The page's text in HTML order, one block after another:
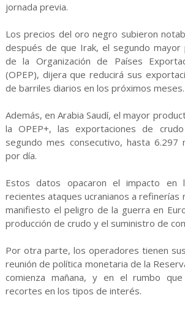
jornada previa.
Los precios del oro negro subieron
después de que Irak, el segundo
de la Organización de Países
(OPEP), dijera que reducirá sus
de barriles diarios en los próximos meses.
Además, en Arabia Saudí, el mayor
la OPEP+, las exportaciones de
segundo mes consecutivo, hasta 6.297
por día.
Estos datos opacaron el impacto en
recientes ataques ucranianos a refinerías
manifiesto el peligro de la guerra en
producción de crudo y el suministro de
Por otra parte, los operadores tienen
reunión de política monetaria de la
comienza mañana, y en el rumbo
recortes en los tipos de interés.